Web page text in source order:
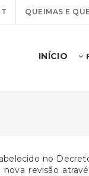
QUEIMAS E
INÍCIO
no
revisão